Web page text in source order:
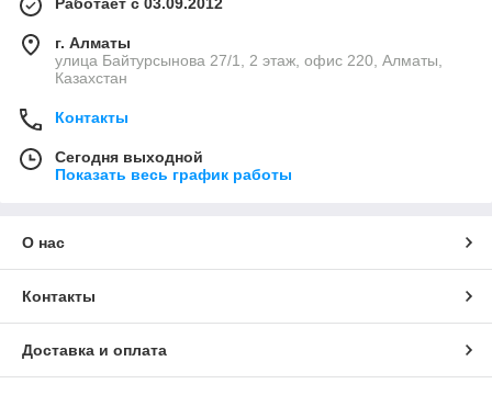
г. Алматы
улица Байтурсынова 27/1, 2 этаж, офис 220, Алматы,
Казахстан
Контакты
Сегодня выходной
Показать весь график работы
О нас
Контакты
Доставка и оплата